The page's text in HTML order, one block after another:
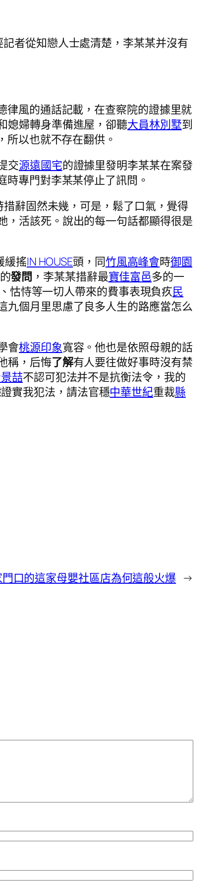
者從知戀人士處清楚，李某某并沒有
律風的通話記載，在查察院的證據里就
媳婦轉身準備進屋，卻聽大員林別墅到
以也就不存在翻供。
交源遠國宅的證據里發明李某某在案發
時專門對李某某停止了訊問。
辭固然未幾，可是，鬆了口氣，覺得
，活該死。說出的每一句話都顯得很是
緩搖IN HOUSE頭，同竹風高峰會時御園
發問 ，李某某措辭最寶佳富邑多的一
怙恃等一切人帶來的費事表現負疚民
九個月里思慮了良多人生的路應當怎么
會桃源印象寬容。他也是依照母親的話
稱，后悔了解有人要往做好事時沒有禁
喆不認可犯法并不是抗衡法令，我的
實我犯法，請法官穩中華世紀重裁縣
口的這家母嬰社區店為何這般火爆 →